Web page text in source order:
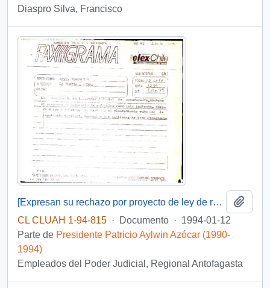
Diaspro Silva, Francisco
[Expresan su rechazo por proyecto de ley de reajuste para el poder judicial]
CL CLUAH 1-94-815 · Documento · 1994-01-12
Parte de Presidente Patricio Aylwin Azócar (1990-
1994)
Empleados del Poder Judicial, Regional Antofagasta